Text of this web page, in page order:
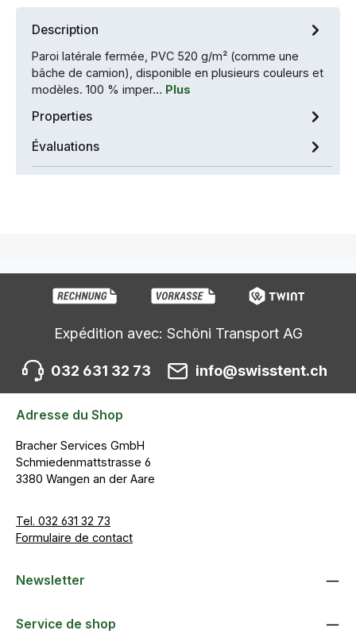
Description
Paroi latérale fermée, PVC 520 g/m² (comme une
bâche de camion), disponible en plusieurs couleurs et
modèles. 100 % imper… Plus
Properties
Évaluations
Expédition avec: Schöni Transport AG
032 631 32 73 info@swisstent.ch
Adresse du Shop
Bracher Services GmbH
Schmiedenmattstrasse 6
3380 Wangen an der Aare
Tel. 032 631 32 73
Formulaire de contact
Newsletter
Service de shop